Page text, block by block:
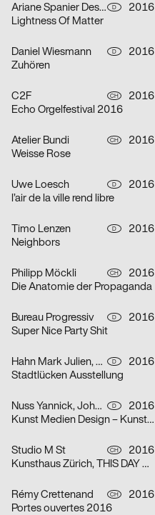
Ariane Spanier Design D
2016
Lightness Of Matter
Daniel Wiesmann D
2016
Zuhören
C2F CH
2016
Echo Orgelfestival 2016
Atelier Bundi CH
2016
Weisse Rose
Uwe Loesch D
2016
l’air de la ville rend libre
Timo Lenzen D
2016
Neighbors
Philipp Möckli CH
2016
Die Anatomie der Propaganda
Bureau Progressiv D
2016
Super Nice Party Shit
Hahn Mark Julien, Jan Robert Obst, Franziska Diana Doll D
2016
Stadtlücken Ausstellung
Nuss Yannick, Johannes Hucht D
2016
Kunst Medien Design – Kunst Wissenschaft Perspektiven 2016
Studio M St CH
2016
Kunsthaus Zürich, THIS DAY AT TEN, Akram Zaatari
Rémy Crettenand CH
2016
Portes ouvertes 2016